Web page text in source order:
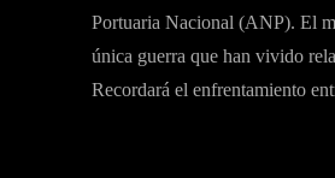
Portuaria Nacional (ANP). El
única guerra que han vivido
Recordará el enfrentamiento